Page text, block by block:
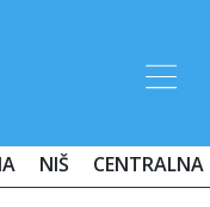
NIŠ CENTRALNA